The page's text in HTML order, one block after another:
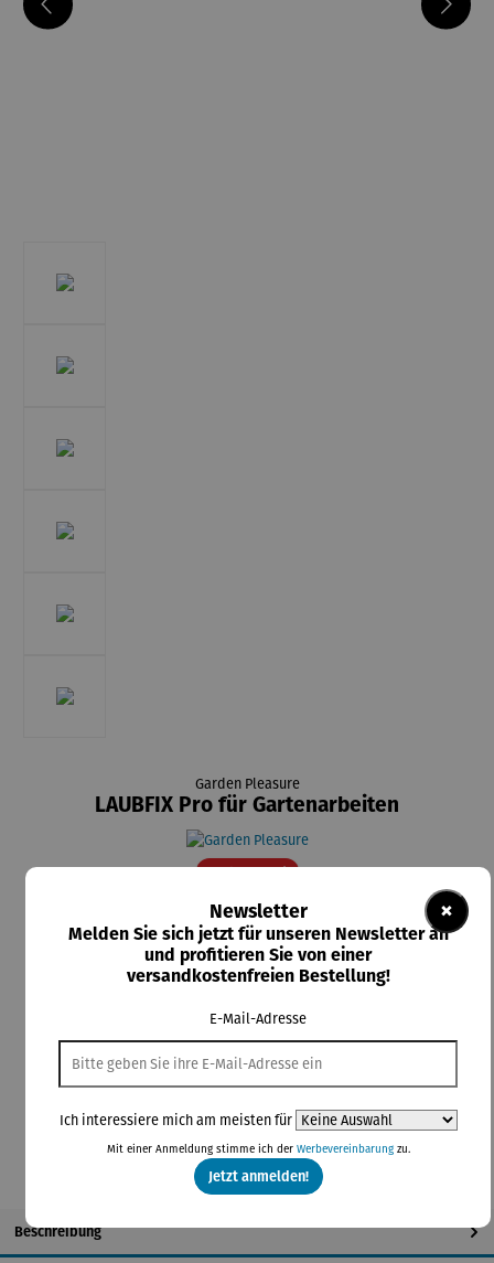
Garden Pleasure
LAUBFIX Pro für Gartenarbeiten
20% gespartRabatt
47,95 €
UVP 59,95 €
Preise inkl. MwSt. zzgl. Versandkosten
Beschreibung
×
Newsletter
Melden Sie sich jetzt für unseren Newsletter an
und profitieren Sie von einer
versandkostenfreien Bestellung!
E-Mail-Adresse
Ich interessiere mich am meisten für
Mit einer Anmeldung stimme ich der Werbevereinbarungzu.
Jetzt anmelden!